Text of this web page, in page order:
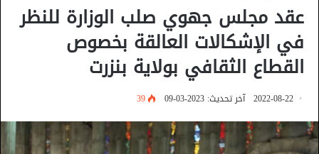
عقد مجلس جهوي صلب الوزارة للنظر
في الإشكالات العالقة بخصوص
القطاع الثقافي بولاية بنزرت
2022-08-22 آخر تحديث: 2023-03-09 39